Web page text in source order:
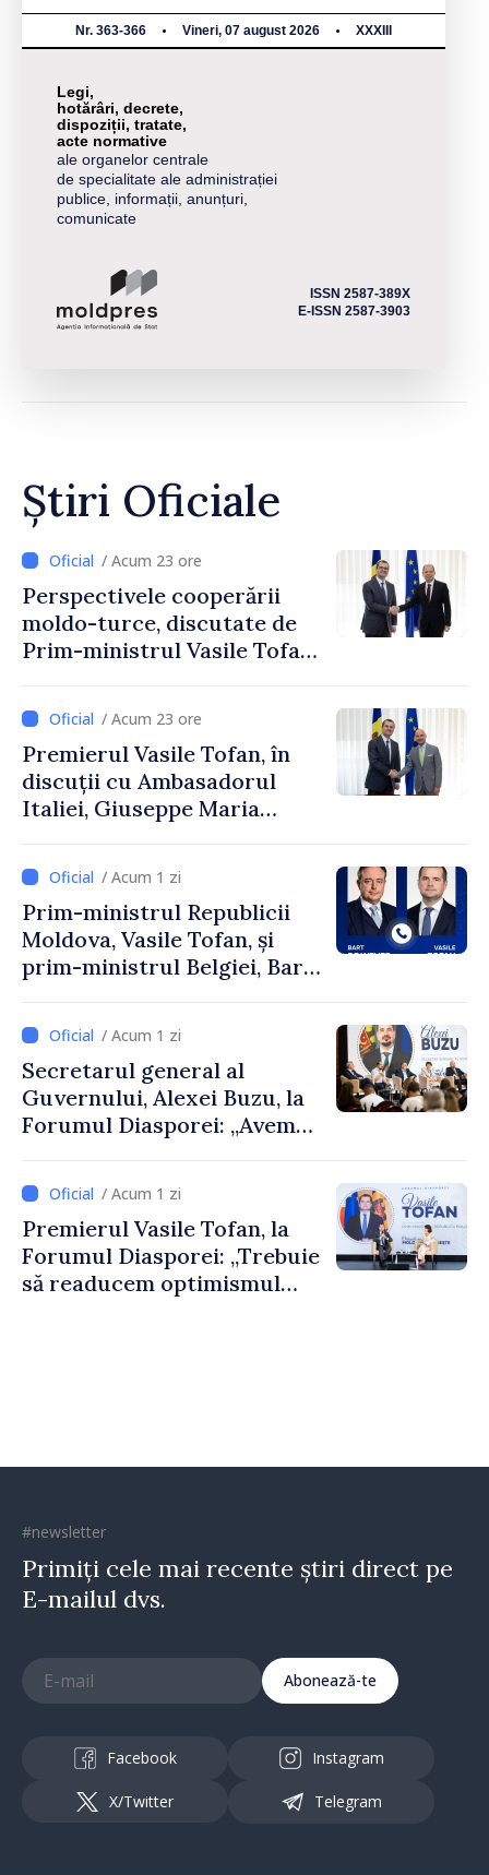
Nr. 363-366 Vineri, 07 august 2026 XXXIII
Legi,
hotărâri, decrete,
dispoziții, tratate,
acte normative
ale organelor centrale
de specialitate ale administrației
publice, informații, anunțuri,
comunicate
ISSN 2587-389X
E-ISSN 2587-3903
Știri Oficiale
/ Acum 23 ore
Perspectivele cooperării
moldo-turce, discutate de
Prim-ministrul Vasile Tofan
Uygar Mustafa Sertel
/ Acum 23 ore
Premierul Vasile Tofan, în
discuții cu Ambasadorul
Italiei, Giuseppe Maria
/ Acum 1 zi
Prim-ministrul Republicii
Moldova, Vasile Tofan, și
prim-ministrul Belgiei, Bart
despre parcursul european
al Republicii Moldova.
/ Acum 1 zi
Secretarul general al
Guvernului, Alexei Buzu, la
Forumul Diasporei: „Avem
dumneavoastră pentru a
construi comunități mai
puternice”
/ Acum 1 zi
Premierul Vasile Tofan, la
Forumul Diasporei: „Trebuie
să readucem optimismul
#newsletter
Primiți cele mai recente știri direct pe
E-mailul dvs.
Abonează-te
Facebook Instagram
X/Twitter Telegram